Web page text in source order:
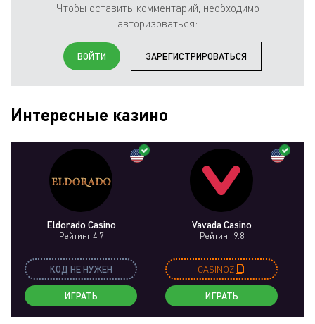
Чтобы оставить комментарий, необходимо
авторизоваться:
ВОЙТИ ЗАРЕГИСТРИРОВАТЬСЯ
Интересные казино
Eldorado Casino
Рейтинг 4.7
КОД НЕ НУЖЕН
ИГРАТЬ
Vavada Casino
Рейтинг 9.8
CASINOZ
ИГРАТЬ